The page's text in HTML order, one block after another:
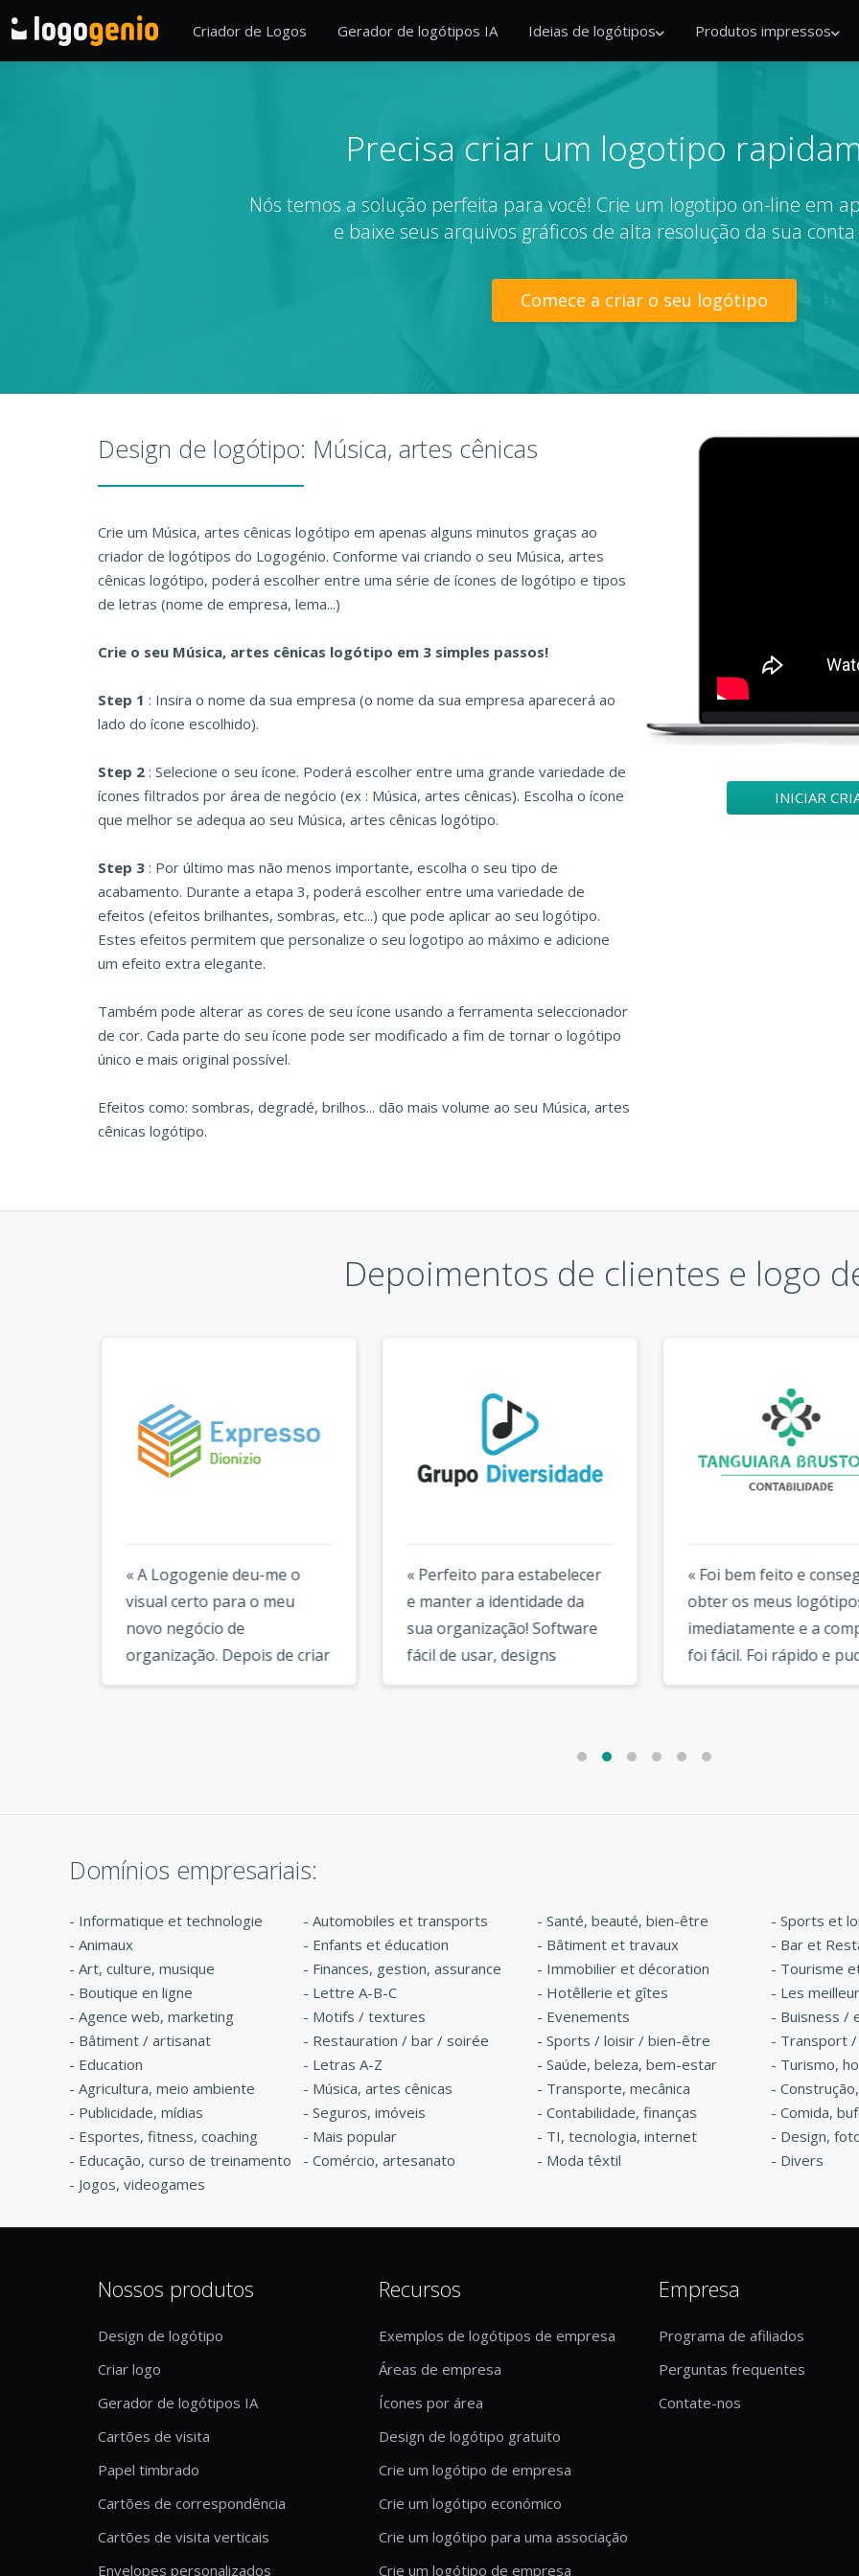
Criador de Logos Gerador de logótipos IA Ideias de logótipos Produtos impressos
Precisa criar um logotipo
Nós temos a solução perfeita para você! Crie um logotipo on-line em
e baixe seus arquivos gráficos de alta resolução da sua
Comece a criar o seu logótipo
Design de logótipo: Música, artes cênicas
Crie um Música, artes cênicas logótipo em apenas alguns minutos graças ao
criador de logótipos do Logogénio. Conforme vai criando o seu Música, artes
cênicas logótipo, poderá escolher entre uma série de ícones de logótipo e tipos
de letras (nome de empresa, lema...)
Crie o seu Música, artes cênicas logótipo em 3 simples passos!
Step 1 : Insira o nome da sua empresa (o nome da sua empresa aparecerá ao
lado do ícone escolhido).
Step 2 : Selecione o seu ícone. Poderá escolher entre uma grande variedade de
ícones filtrados por área de negócio (ex : Música, artes cênicas). Escolha o ícone
que melhor se adequa ao seu Música, artes cênicas logótipo.
Step 3 : Por último mas não menos importante, escolha o seu tipo de
acabamento. Durante a etapa 3, poderá escolher entre uma variedade de
efeitos (efeitos brilhantes, sombras, etc...) que pode aplicar ao seu logótipo.
Estes efeitos permitem que personalize o seu logotipo ao máximo e adicione
um efeito extra elegante.
Também pode alterar as cores de seu ícone usando a ferramenta seleccionador
de cor. Cada parte do seu ícone pode ser modificado a fim de tornar o logótipo
único e mais original possível.
Efeitos como: sombras, degradé, brilhos... dão mais volume ao seu Música, artes
cênicas logótipo.
INICIAR
Depoimentos de clientes e logo
« A Logogenie deu-me o
visual certo para o meu
novo negócio de
organização. Depois de criar
o meu primeiro logotipo eu
« Perfeito para estabelecer
e manter a identidade da
sua organização! Software
fácil de usar, designs
flexíveis, custos razoáveis e
« Foi bem feito e
obter os meus logótipos
imediatamente e a
foi fácil. Foi rápido e pude
fazer os meus próprios
Domínios empresariais:
- Informatique et technologie - Automobiles et transports - Santé, beauté, bien-être - Sports et
- Animaux - Enfants et éducation - Bâtiment et travaux - Bar et
- Art, culture, musique - Finances, gestion, assurance - Immobilier et décoration - Tourisme
- Boutique en ligne - Lettre A-B-C - Hotêllerie et gîtes - Les
- Agence web, marketing - Motifs / textures - Evenements - Buisness /
- Bâtiment / artisanat - Restauration / bar / soirée - Sports / loisir / bien-être - Transport
- Education - Letras A-Z - Saúde, beleza, bem-estar - Turismo,
- Agricultura, meio ambiente - Música, artes cênicas - Transporte, mecânica -
- Publicidade, mídias - Seguros, imóveis - Contabilidade, finanças - Comida,
- Esportes, fitness, coaching - Mais popular - TI, tecnologia, internet - Design,
- Educação, curso de treinamento - Comércio, artesanato - Moda têxtil - Divers
- Jogos, videogames
Nossos produtos
Design de logótipo
Criar logo
Gerador de logótipos IA
Cartões de visita
Papel timbrado
Cartões de correspondência
Cartões de visita verticais
Envelopes personalizados
Recursos
Exemplos de logótipos de empresa
Áreas de empresa
Ícones por área
Design de logótipo gratuito
Crie um logótipo de empresa
Crie um logótipo económico
Crie um logótipo para uma associação
Crie um logótipo de empresa
Empresa
Programa de afiliados
Perguntas frequentes
Contate-nos